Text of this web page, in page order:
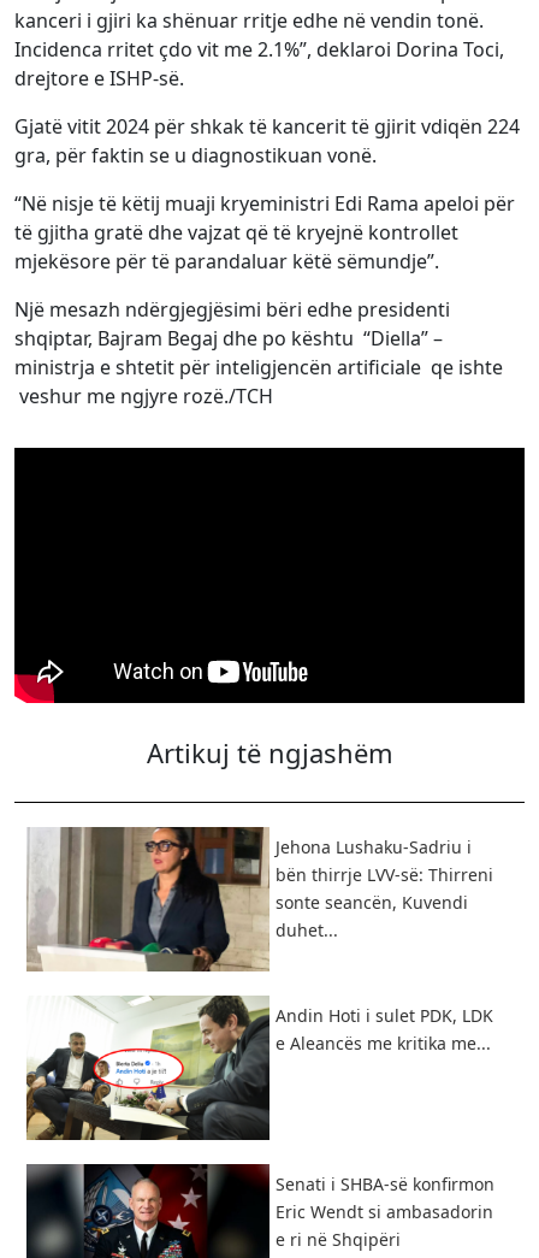
kanceri i gjiri ka shënuar rritje edhe në vendin tonë.
Incidenca rritet çdo vit me 2.1%”, deklaroi Dorina Toci,
drejtore e ISHP-së.
Gjatë vitit 2024 për shkak të kancerit të gjirit vdiqën 224
gra, për faktin se u diagnostikuan vonë.
“Në nisje të këtij muaji kryeministri Edi Rama apeloi për
të gjitha gratë dhe vajzat që të kryejnë kontrollet
mjekësore për të parandaluar këtë sëmundje”.
Një mesazh ndërgjegjësimi bëri edhe presidenti
shqiptar, Bajram Begaj dhe po kështu “Diella” –
ministrja e shtetit për inteligjencën artificiale qe ishte
veshur me ngjyre rozë./TCH
Artikuj të ngjashëm
Jehona Lushaku-Sadriu i
bën thirrje LVV-së: Thirreni
sonte seancën, Kuvendi
duhet...
Andin Hoti i sulet PDK, LDK
e Aleancës me kritika me...
Senati i SHBA-së konfirmon
Eric Wendt si ambasadorin
e ri në Shqipëri